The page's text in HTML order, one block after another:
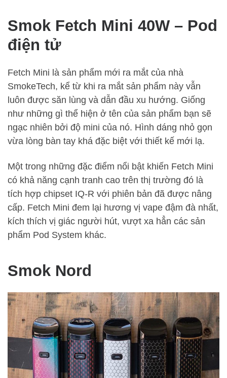
Smok Fetch Mini 40W – Pod
điện tử
Fetch Mini là sản phẩm mới ra mắt của nhà
SmokeTech, kể từ khi ra mắt sản phẩm này vẫn
luôn được săn lùng và dẫn đầu xu hướng. Giống
như những gì thể hiện ở tên của sản phẩm bạn sẽ
ngạc nhiên bởi độ mini của nó. Hình dáng nhỏ gọn
vừa lòng bàn tay khá đặc biệt với thiết kế mới lạ.
Một trong những đặc điểm nổi bật khiến Fetch Mini
có khả năng cạnh tranh cao trên thị trường đó là
tích hợp chipset IQ-R với phiên bản đã được nâng
cấp. Fetch Mini đem lại hương vị vape đậm đà nhất,
kích thích vị giác người hút, vượt xa hẳn các sản
phẩm Pod System khác.
Smok Nord